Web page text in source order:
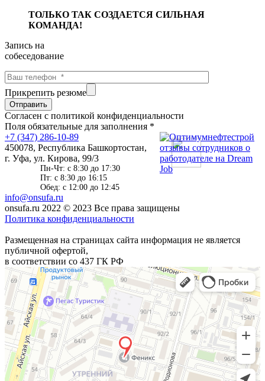
ТОЛЬКО ТАК СОЗДАЕТСЯ СИЛЬНАЯ
КОМАНДА!
Запись на
собеседование
Прикрепить резюме
Отправить
Cогласен с политикой конфиденциальности
Поля обязательные для заполнения *
+7 (347) 286-10-89
450078, Республика Башкортостан,
г. Уфа, ул. Кирова, 99/3
Пн-Чт: c 8:30 до 17:30
Пт: c 8:30 до 16:15
Обед: c 12:00 до 12:45
info@onsufa.ru
onsufa.ru 2022 © 2023 Все права защищены
Политика конфиденциальности
Размещенная на страницах сайта информация не является
публичной офертой,
в соответствии со 437 ГК РФ